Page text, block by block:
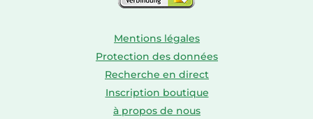
Mentions légales
Protection des données
Recherche en direct
Inscription boutique
à propos de nous